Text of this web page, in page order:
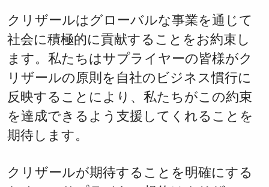
クリザールはグローバルな事業を通じて
社会に積極的に貢献することをお約束し
ます。私たちはサプライヤーの皆様がク
リザールの原則を自社のビジネス慣行に
反映することにより、私たちがこの約束
を達成できるよう支援してくれることを
期待します。
クリザールが期待することを明確にする